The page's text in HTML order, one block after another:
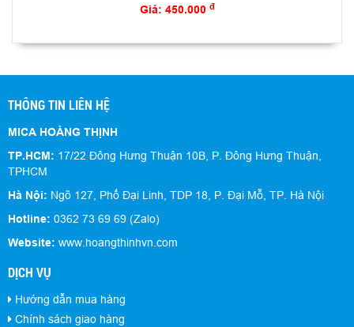
Giá: 450.000 đ
THÔNG TIN LIÊN HỆ
MICA HOÀNG THỊNH
TP.HCM: 17/22 Đông Hưng Thuận 10B, P. Đông Hưng Thuận,
TPHCM
Hà Nội: Ngõ 127, Phố Đại Linh, TDP 18, P. Đại Mỗ, TP. Hà Nội
Hotline: 0362 73 69 69 (Zalo)
Website: www.hoangthinhvn.com
DỊCH VỤ
Hướng dẫn mua hàng
Chính sách giao hàng